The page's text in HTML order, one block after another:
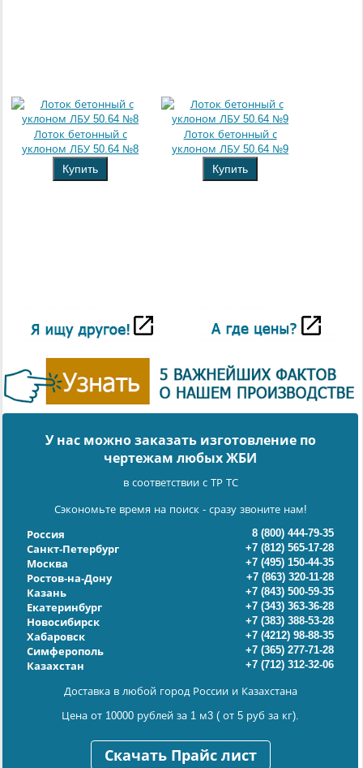
Лоток бетонный с
уклоном ЛБУ 50.64 №8
Купить
Лоток бетонный с
уклоном ЛБУ 50.64 №9
Купить
У нас можно заказать изготовление по
чертежам любых ЖБИ
в соответствии с ТР ТС
Сэкономьте время на поиск - сразу звоните нам!
Россия
8 (800) 444-79-35
Санкт-Петербург
+7 (812) 565-17-28
Москва
+7 (495) 150-44-35
Ростов-на-Дону
+7 (863) 320-11-28
Казань
+7 (843) 500-59-35
Екатеринбург
+7 (343) 363-36-28
Новосибирск
+7 (383) 388-53-28
Хабаровск
+7 (4212) 98-88-35
Симферополь
+7 (365) 277-71-28
Казахстан
+7 (712) 312-32-06
Доставка в любой город России и Казахстана
Цена от 10000 рублей за 1 м3 ( от 5 руб за кг).
Скачать Прайс лист